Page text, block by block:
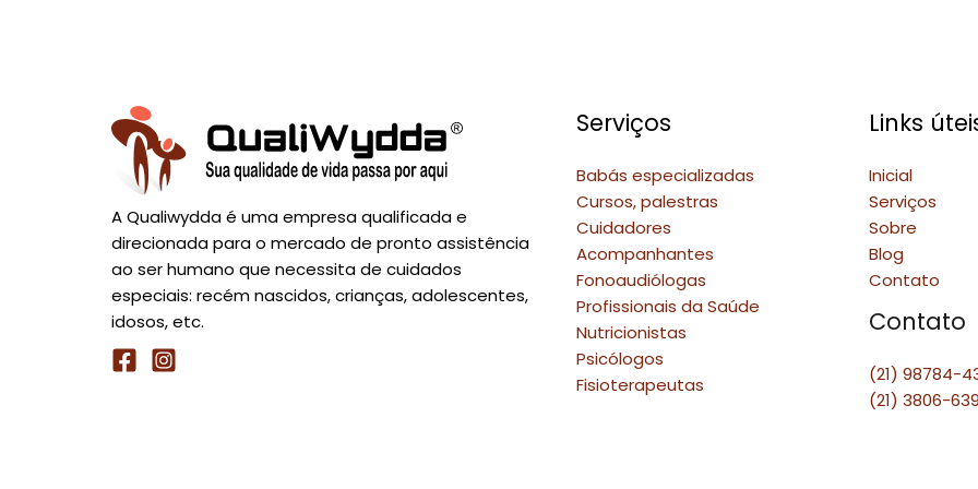
A Qualiwydda é uma empresa qualificada e
direcionada para o mercado de pronto assistência
ao ser humano que necessita de cuidados
especiais: recém nascidos, crianças, adolescentes,
idosos, etc.
Serviços
Babás especializadas
Cursos, palestras
Cuidadores
Acompanhantes
Fonoaudiólogas
Profissionais da Saúde
Nutricionistas
Psicólogos
Fisioterapeutas
Links
Inicial
Serviços
Sobre
Blog
Contato
Contato
(21) 98784-
(21) 3806-